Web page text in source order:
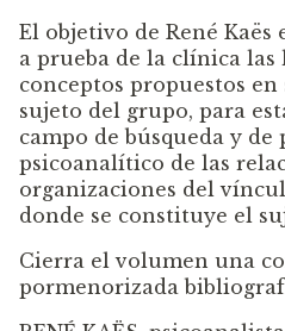
El objetivo de René
a prueba de la clínica las
conceptos propuestos
sujeto del grupo, para
campo de búsqueda y
psicoanalítico de las
organizaciones del
donde se constituye el
Cierra el volumen una
pormenorizada